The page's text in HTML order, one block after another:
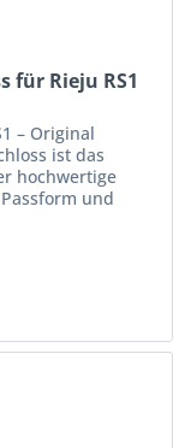
für Rieju RS1
– Original
ist das
hochwertige
und